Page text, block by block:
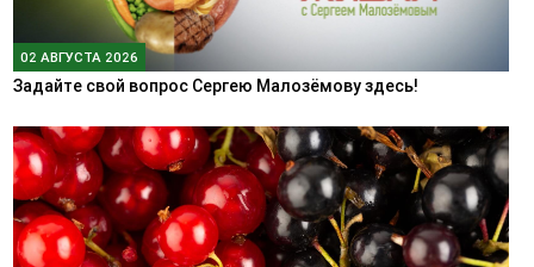
02 АВГУСТА 2026
Задайте свой вопрос Сергею Малозёмову здесь!